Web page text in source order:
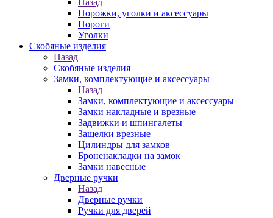
Назад
Порожки, уголки и аксессуары
Пороги
Уголки
Скобяные изделия
Назад
Скобяные изделия
Замки, комплектующие и аксессуары
Назад
Замки, комплектующие и аксессуары
Замки накладные и врезные
Задвижки и шпингалеты
Защелки врезные
Цилиндры для замков
Броненакладки на замок
Замки навесные
Дверные ручки
Назад
Дверные ручки
Ручки для дверей